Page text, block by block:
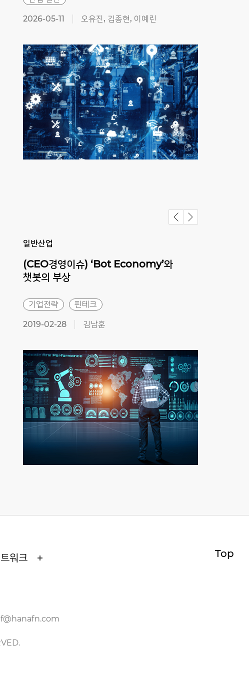
2026-05-11 오유진, 김종현, 이예린
일반산업
(CEO경영이슈) ‘Bot Economy’와
챗봇의 부상
기업전략 핀테크
2019-02-28 김남훈
Top
워크